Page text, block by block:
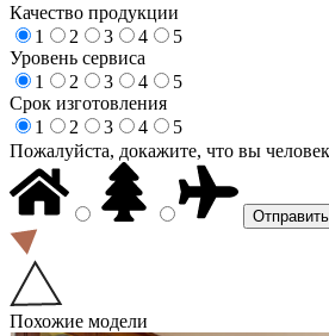
Качество продукции
1
2 3 4
5
Уровень сервиса
1
2 3 4
5
Срок изготовления
1
2 3 4
5
Пожалуйста, докажите, что вы
Похожие модели